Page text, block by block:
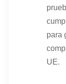
para
UE.